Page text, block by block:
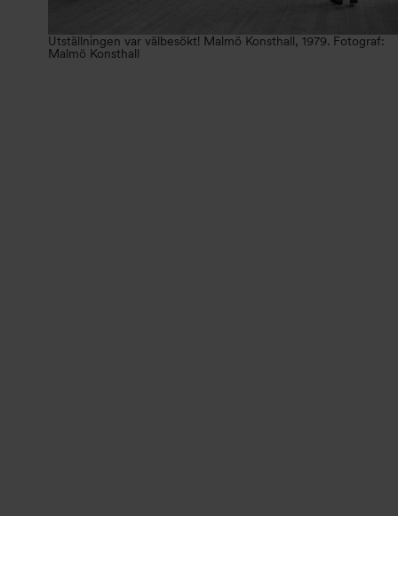
Utställningen var välbesökt! Malmö Konsthall, 1979. Fotograf:
Malmö Konsthall